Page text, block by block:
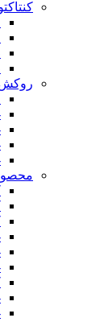
روکش
-
-